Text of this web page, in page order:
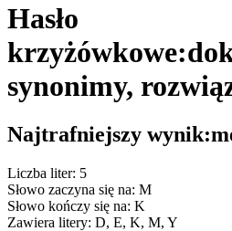
Hasło
krzyżówkowe:
synonimy,
Najtrafniejszy wynik:
Liczba liter: 5
Słowo zaczyna się na: M
Słowo kończy się na: K
Zawiera litery: D, E, K, M, Y